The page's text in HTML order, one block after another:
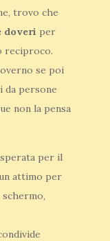
trovo che
doveri per
reciproco.
se poi
da persone
non la pensa
per il
attimo per